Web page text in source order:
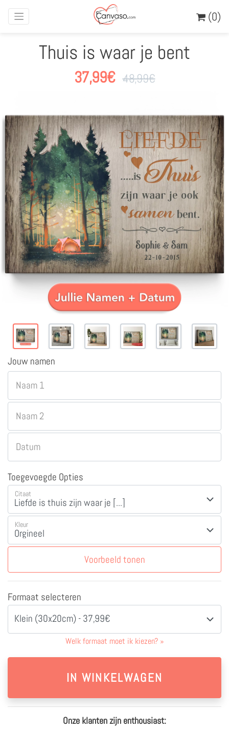
(0)
Thuis is waar je bent
37,99€ 48,99€
Jouw namen
Naam 1
Naam 2
Datum
Toegevoegde Opties
Citaat
Kleur
Voorbeeld tonen
Formaat selecteren
Klein (30x20cm) - 37,99€
Welk formaat moet ik kiezen? »
Onze klanten zijn enthousiast: